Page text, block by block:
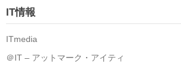
IT情報
ITmedia
＠IT – アットマーク・アイティ